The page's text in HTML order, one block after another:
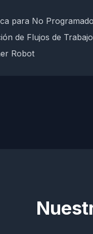
para No
de Flujos de Trabajo
Robot